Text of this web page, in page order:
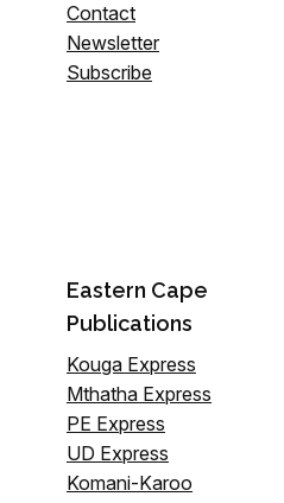
Contact
Newsletter
Subscribe
Eastern Cape
Publications
Kouga Express
Mthatha Express
PE Express
UD Express
Komani-Karoo